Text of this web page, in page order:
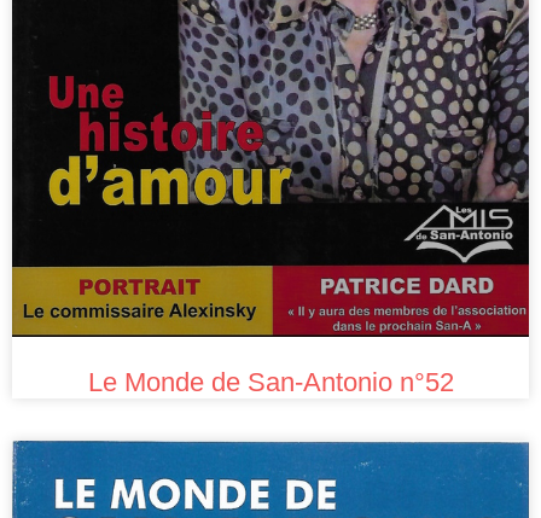
Le Monde de San-Antonio n°52